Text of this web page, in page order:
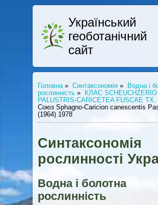
Український
геоботанічний
сайт
Головна » Синтаксономія »
Водна і
рослинність »
КЛАС SCHEUCHZERIO
PALUSTRIS-CARICETEA FUSCAE TX.
Союз Sphagno-Caricion canescentis
(1964) 1978
Синтаксономія
рослинності
Водна і болотна
рослинність